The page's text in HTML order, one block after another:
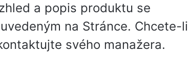
a popis produktu se
na Stránce. Chcete-li
svého manažera.